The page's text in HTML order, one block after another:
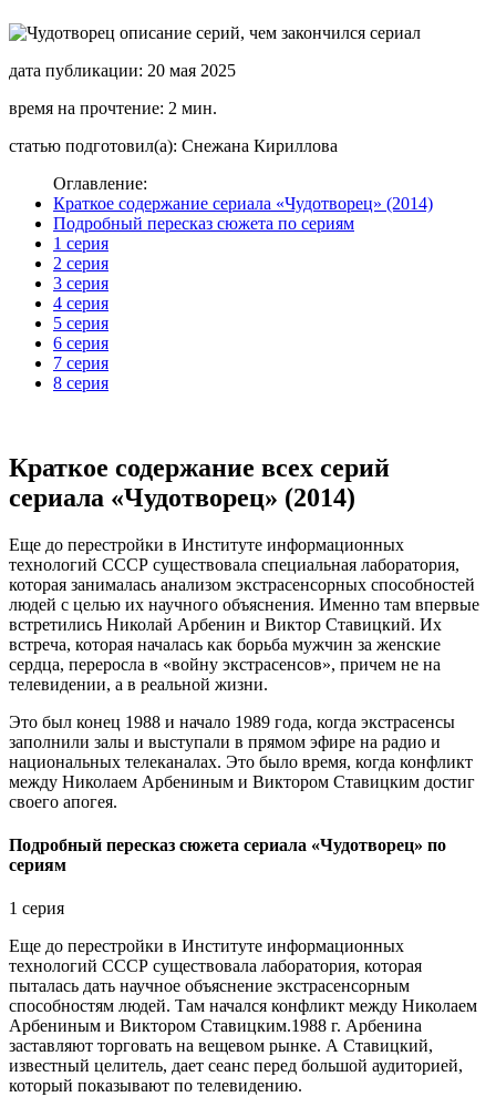
дата публикации: 20 мая 2025
время на прочтение: 2 мин.
статью подготовил(а): Снежана Кириллова
Оглавление:
Краткое содержание сериала «Чудотворец» (2014)
Подробный пересказ сюжета по сериям
1 серия
2 серия
3 серия
4 серия
5 серия
6 серия
7 серия
8 серия
Краткое содержание всех серий
сериала «Чудотворец» (2014)
Еще до перестройки в Институте информационных
технологий СССР существовала специальная лаборатория,
которая занималась анализом экстрасенсорных способностей
людей с целью их научного объяснения. Именно там впервые
встретились Николай Арбенин и Виктор Ставицкий. Их
встреча, которая началась как борьба мужчин за женские
сердца, переросла в «войну экстрасенсов», причем не на
телевидении, а в реальной жизни.
Это был конец 1988 и начало 1989 года, когда экстрасенсы
заполнили залы и выступали в прямом эфире на радио и
национальных телеканалах. Это было время, когда конфликт
между Николаем Арбениным и Виктором Ставицким достиг
своего апогея.
Подробный пересказ сюжета сериала «Чудотворец» по
сериям
1 серия
Еще до перестройки в Институте информационных
технологий СССР существовала лаборатория, которая
пыталась дать научное объяснение экстрасенсорным
способностям людей. Там начался конфликт между Николаем
Арбениным и Виктором Ставицким.1988 г. Арбенина
заставляют торговать на вещевом рынке. А Ставицкий,
известный целитель, дает сеанс перед большой аудиторией,
который показывают по телевидению.